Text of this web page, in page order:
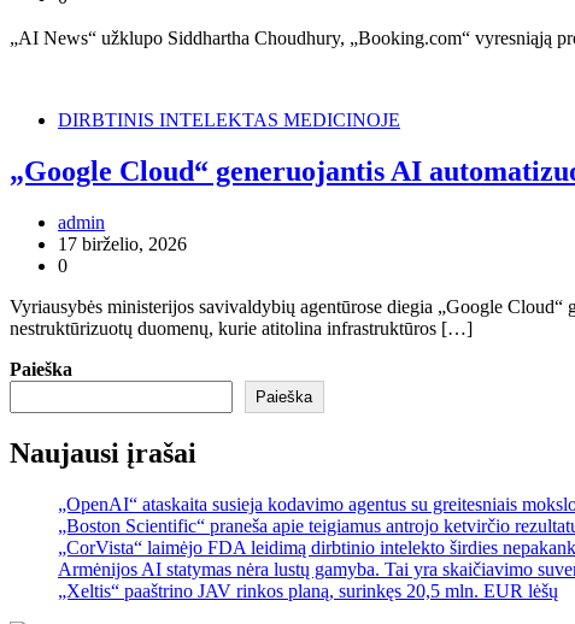
„AI News“ užklupo Siddhartha Choudhury, „Booking.com“ vyresniąją
DIRBTINIS INTELEKTAS MEDICINOJE
„Google Cloud“ generuojantis AI
admin
17 birželio, 2026
0
Vyriausybės ministerijos savivaldybių agentūrose diegia „Google
nestruktūrizuotų duomenų, kurie atitolina infrastruktūros […]
Paieška
Paieška
Naujausi įrašai
„OpenAI“ ataskaita susieja kodavimo agentus su greitesniais
„Boston Scientific“ praneša apie teigiamus antrojo ketvirčio
„CorVista“ laimėjo FDA leidimą dirbtinio intelekto širdies
Armėnijos AI statymas nėra lustų gamyba. Tai yra skaičiavimo
„Xeltis“ paaštrino JAV rinkos planą, surinkęs 20,5 mln. EUR lėšų